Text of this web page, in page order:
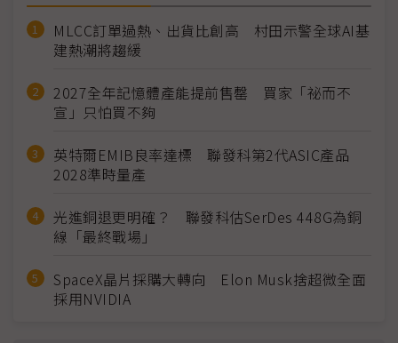
MLCC訂單過熱、出貨比創高 村田示警全球AI基
建熱潮將趨緩
2027全年記憶體產能提前售罄 買家「祕而不
宣」只怕買不夠
英特爾EMIB良率達標 聯發科第2代ASIC產品
2028準時量產
光進銅退更明確？ 聯發科估SerDes 448G為銅
線「最終戰場」
SpaceX晶片採購大轉向 Elon Musk捨超微全面
採用NVIDIA